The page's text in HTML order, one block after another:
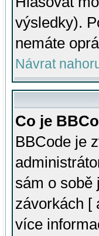
výsledky).
nemáte
Návrat
Co je
BBCode je
sám o sobě
závorkách [
více